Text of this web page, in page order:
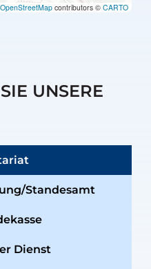
OpenStreetMap contributors © CARTO
UNSERE
Standesamt
Dienst